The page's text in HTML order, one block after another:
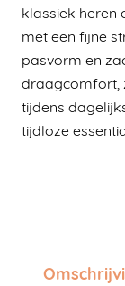
klassiek heren
met een fijne
pasvorm en
draagcomfort,
tijdens
tijdloze